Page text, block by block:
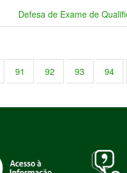
Defesa de Exame de
91 92 93 94